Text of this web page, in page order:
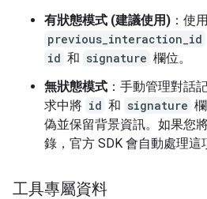
有狀態模式 (建議使用) ：使用
previous_interaction_id
id 和 signature 欄位。
無狀態模式 ：手動管理對話
求中將 id 和 signature
偽並保留背景資訊。如果您
錄，官方 SDK 會自動處理這
工具專屬資料